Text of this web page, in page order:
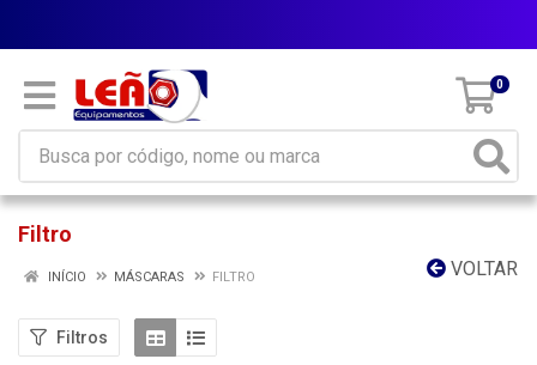
0
Filtro
VOLTAR
INÍCIO MÁSCARAS FILTRO
Filtros